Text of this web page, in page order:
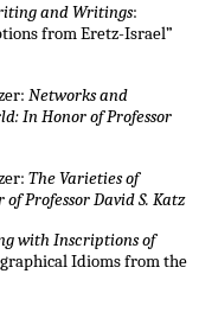
and Writings:
from Eretz-Israel”
Networks and
In Honor of Professor
The Varieties of
Professor David S. Katz
with Inscriptions of
Idioms from the